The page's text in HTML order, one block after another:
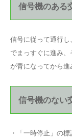
信号機のある
信号に従って通行
でまっすぐに進み
が青になってから進
信号機のない
・「一時停止」の